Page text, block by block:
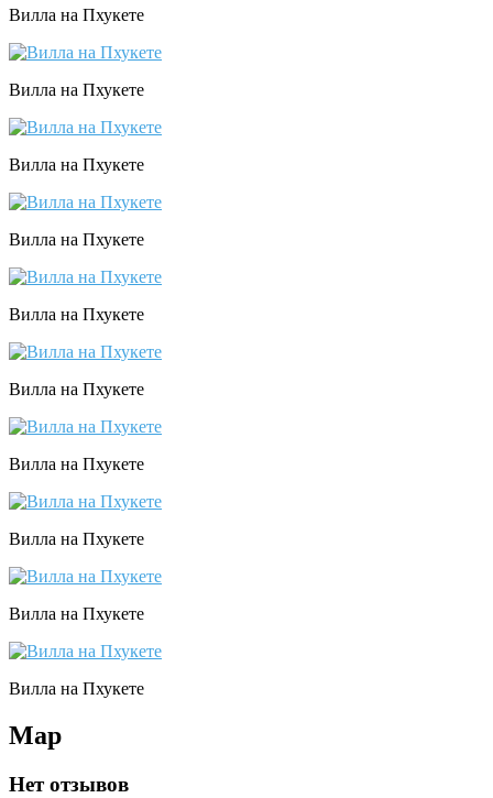
Вилла на Пхукете
Вилла на Пхукете
Вилла на Пхукете
Вилла на Пхукете
Вилла на Пхукете
Вилла на Пхукете
Вилла на Пхукете
Вилла на Пхукете
Вилла на Пхукете
Вилла на Пхукете
Map
Нет отзывов